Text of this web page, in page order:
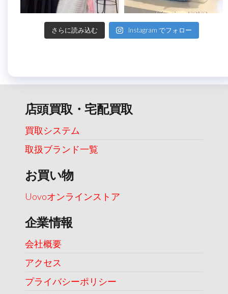
さらに読み込む Instagram でフォロー
店頭買取・宅配買取
買取システム
取扱ブランド一覧
お買い物
Uovoオンラインストア
企業情報
会社概要
アクセス
プライバシーポリシー